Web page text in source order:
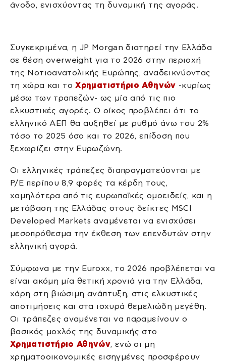
άνοδο, ενισχύοντας τη δυναμική της αγοράς.
Συγκεκριμένα, η JP Morgan διατηρεί την Ελλάδα
σε θέση overweight για το 2026 στην περιοχή
της Νοτιοανατολικής Ευρώπης, αναδεικνύοντας
τη χώρα και τοΧρηματιστήριο Αθηνών -κυρίως
μέσω των τραπεζών- ως μία από τις πιο
ελκυστικές αγορές. Ο οίκος προβλέπει ότι το
ελληνικό ΑΕΠ θα αυξηθεί με ρυθμό άνω του 2%
τόσο το 2025 όσο και το 2026, επίδοση που
ξεχωρίζει στην Ευρωζώνη.
Οι ελληνικές τράπεζες διαπραγματεύονται με
P/E περίπου 8,9 φορές τα κέρδη τους,
χαμηλότερα από τις ευρωπαϊκές ομοειδείς, και η
μετάβαση της Ελλάδας στους δείκτες MSCI
Developed Markets αναμένεται να ενισχύσει
μεσοπρόθεσμα την έκθεση των επενδυτών στην
ελληνική αγορά.
Σύμφωνα με την Euroxx, το 2026 προβλέπεται να
είναι ακόμη μία θετική χρονιά για την Ελλάδα,
χάρη στη βιώσιμη ανάπτυξη, στις ελκυστικές
αποτιμήσεις και στα ισχυρά θεμελιώδη μεγέθη.
Οι τράπεζες αναμένεται να παραμείνουν ο
βασικός μοχλός της δυναμικής στο
Χρηματιστήριο Αθηνών, ενώ οι μη
χρηματοοικονομικές εισηγμένες προσφέρουν